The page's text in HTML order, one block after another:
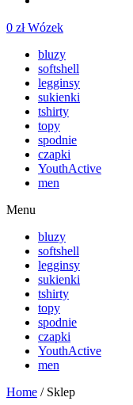
0 zł Wózek
bluzy
softshell
legginsy
sukienki
tshirty
topy
spodnie
czapki
YouthActive
men
Menu
bluzy
softshell
legginsy
sukienki
tshirty
topy
spodnie
czapki
YouthActive
men
Home / Sklep